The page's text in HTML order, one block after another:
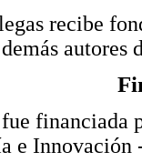
recibe
autores
financiada
e